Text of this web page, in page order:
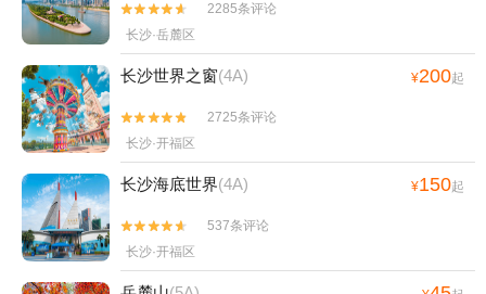


2285条评论
长沙·岳麓区
长沙世界之窗(4A) ¥200起


2725条评论
长沙·开福区
长沙海底世界(4A) ¥150起


537条评论
长沙·开福区